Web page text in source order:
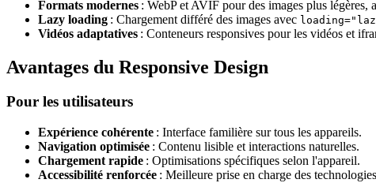
Formats modernes : WebP et AVIF pour des images plus légères,
Lazy loading : Chargement différé des images avec
Vidéos adaptatives : Conteneurs responsives pour les vidéos et
Avantages du Responsive Design
Pour les utilisateurs
Expérience cohérente : Interface familière sur tous les appareils.
Navigation optimisée : Contenu lisible et interactions naturelles.
Chargement rapide : Optimisations spécifiques selon l'appareil.
Accessibilité renforcée : Meilleure prise en charge des